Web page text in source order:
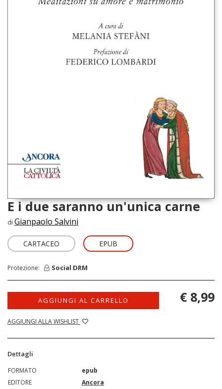
E i due saranno un'unica carne
di Gianpaolo Salvini
CARTACEO EPUB
Protezione: Social DRM
AGGIUNGI AL CARRELLO
AGGIUNGI ALLA WISHLIST
€ 8,99
Dettagli
FORMATO
epub
EDITORE
Ancora